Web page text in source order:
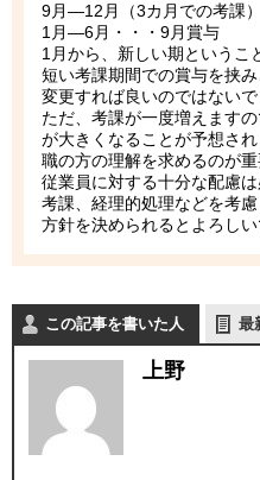
9月―12月（3カ月での考課
1月―6月・・・9月賞与
1月から、新しい期というこ
短い考課期間での賞与を挟
変更すれば良いのではないで
ただ、考課が一度増えます
が大きくなることが予想さ
職の方の理解を求めるのが重
従業員に対する十分な配慮
考課、経理的処理などを考
方針を決められるとよろしい
この記事を書いた人 最
上野